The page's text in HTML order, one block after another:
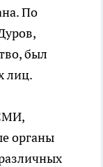
По
был
лиц.
органы